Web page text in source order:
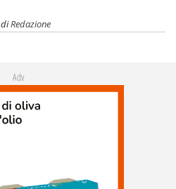
diRedazione
Adv